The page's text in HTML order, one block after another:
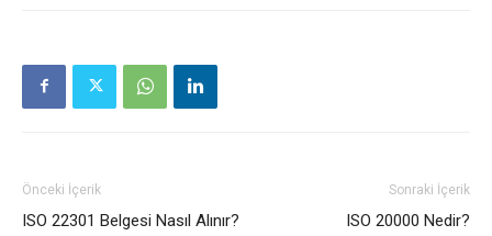
Önceki İçerik
ISO 22301 Belgesi Nasıl Alınır?
Sonraki İçerik
ISO 20000 Nedir?